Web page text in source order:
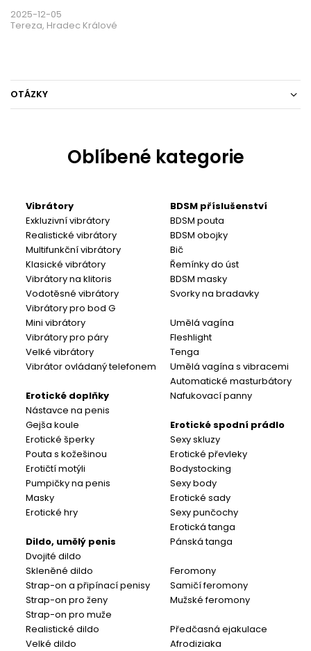
2025-12-05
Tereza, Hradec Králové
OTÁZKY
Oblíbené kategorie
Vibrátory
Exkluzivní vibrátory
Realistické vibrátory
Multifunkční vibrátory
Klasické vibrátory
Vibrátory na klitoris
Vodotěsné vibrátory
Vibrátory pro bod G
Mini vibrátory
Vibrátory pro páry
Velké vibrátory
Vibrátor ovládaný telefonem
Erotické doplňky
Nástavce na penis
Gejša koule
Erotické šperky
Pouta s kožešinou
Erotičtí motýli
Pumpičky na penis
Masky
Erotické hry
Dildo, umělý penis
Dvojité dildo
Skleněné dildo
Strap-on a připínací penisy
Strap-on pro ženy
Strap-on pro muže
Realistické dildo
Velké dildo
BDSM příslušenství
BDSM pouta
BDSM obojky
Bič
Řemínky do úst
BDSM masky
Svorky na bradavky
Umělá vagína
Fleshlight
Tenga
Umělá vagína s vibracemi
Automatické masturbátory
Nafukovací panny
Erotické spodní prádlo
Sexy skluzy
Erotické převleky
Bodystocking
Sexy body
Erotické sady
Sexy punčochy
Erotická tanga
Pánská tanga
Feromony
Samičí feromony
Mužské feromony
Předčasná ejakulace
Afrodiziaka